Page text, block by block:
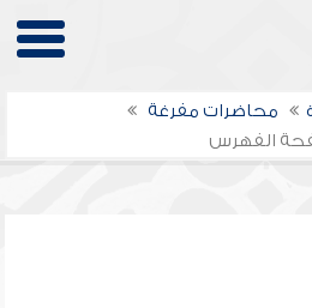
محاضرات مفرغة
الفهرس